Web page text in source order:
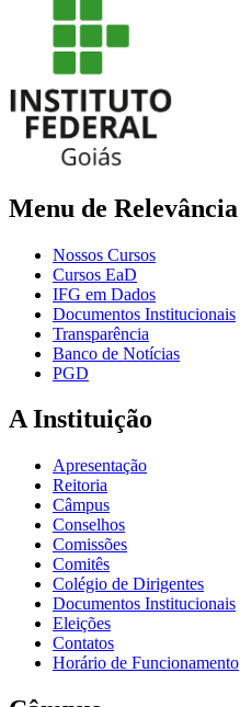
Menu de Relevância
Nossos Cursos
Cursos EaD
IFG em Dados
Documentos Institucionais
Transparência
Banco de Notícias
PGD
A Instituição
Apresentação
Reitoria
Câmpus
Conselhos
Comissões
Comitês
Colégio de Dirigentes
Documentos Institucionais
Eleições
Contatos
Horário de Funcionamento